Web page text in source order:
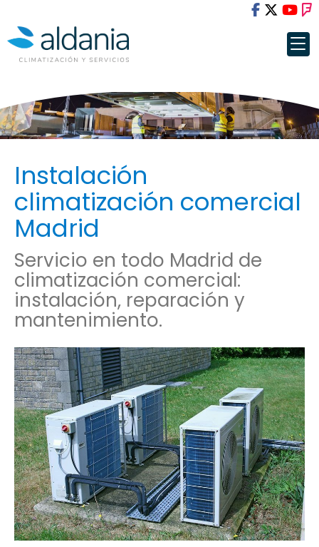
Instalación
climatización comercial
Madrid
Servicio en todo Madrid de
climatización comercial:
instalación, reparación y
mantenimiento.